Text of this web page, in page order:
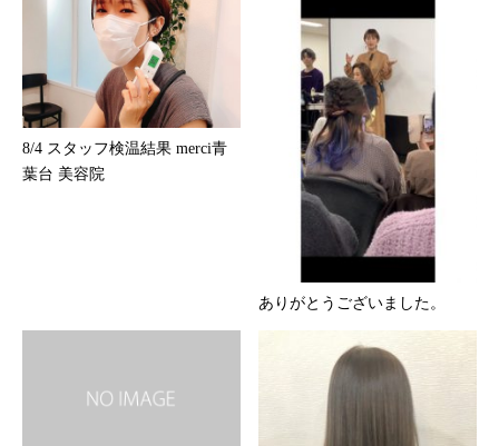
8/4 スタッフ検温結果 merci青
葉台 美容院
ありがとうございました。